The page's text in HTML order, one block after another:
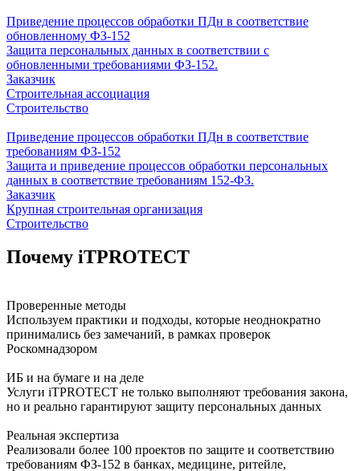
Приведение процессов обработки ПДн в соответствие
обновленному ФЗ-152
Защита персональных данных в соответствии с
обновленными требованиями ФЗ-152.
Заказчик
Строительная ассоциация
Строительство
Приведение процессов обработки ПДн в соответствие
требованиям ФЗ-152
Защита и приведение процессов обработки персональных
данных в соответствие требованиям 152-ФЗ.
Заказчик
Крупная строительная организация
Строительство
Почему iTPROTECT
Проверенные методы
Используем практики и подходы, которые неоднократно
принимались без замечаний, в рамках проверок
Роскомнадзором
ИБ и на бумаге и на деле
Услуги iTPROTECT не только выполняют требования закона,
но и реально гарантируют защиту персональных данных
Реальная экспертиза
Реализовали более 100 проектов по защите и соответствию
требованиям ФЗ-152 в банках, медицине, ритейле,